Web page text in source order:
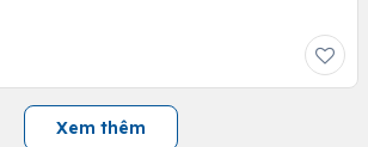
Xem thêm